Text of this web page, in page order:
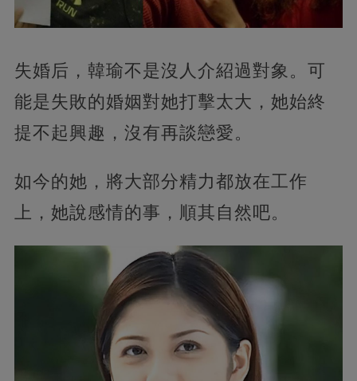
失婚后，韓瑜不是沒人介紹過對象。可
能是失敗的婚姻對她打擊太大，她始終
提不起興趣，沒有再談戀愛。
如今的她，將大部分精力都放在工作
上，她說感情的事，順其自然吧。